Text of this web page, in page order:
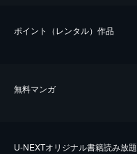
ポイント（レンタル）作品
無料マンガ
U-NEXTオリジナル書籍読み放題